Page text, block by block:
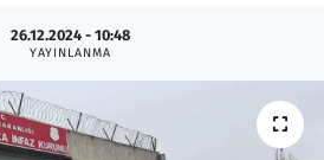
26.12.2024 - 10:48
YAYINLANMA